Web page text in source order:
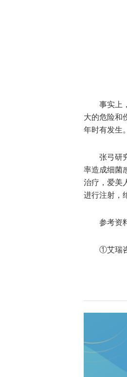
事实上
大的危险和
年时有发生。
张弓研
率造成细菌
治疗，爱美
进行注射，
参考资
①艾瑞